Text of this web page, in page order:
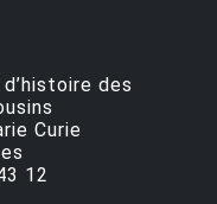
des
Curie
12